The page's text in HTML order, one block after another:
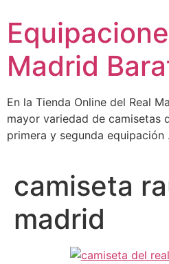
contenido
Madrid
En la Tienda Online del Real
mayor variedad de camisetas
primera y segunda equipación
camiseta
madrid